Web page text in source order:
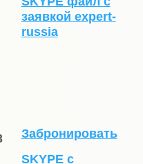
заявкой expert-
russia
Забронировать
SKYPE с